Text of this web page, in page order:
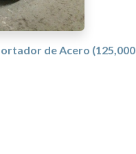
de Acero (125,000